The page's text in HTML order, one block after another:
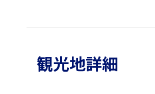
観光地詳細